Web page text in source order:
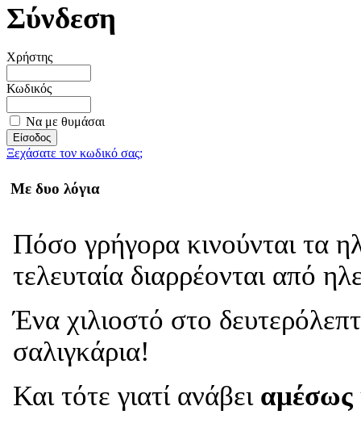
Σύνδεση
Χρήστης
Κωδικός
Να με θυμάσαι
Ξεχάσατε τον κωδικό σας;
Με δυο λόγια
Πόσο γρήγορα κινούνται τα
τελευταία διαρρέονται από
Ένα χιλιοστό στο
σαλιγκάρια!
Και τότε γιατί ανάβει αμέσως